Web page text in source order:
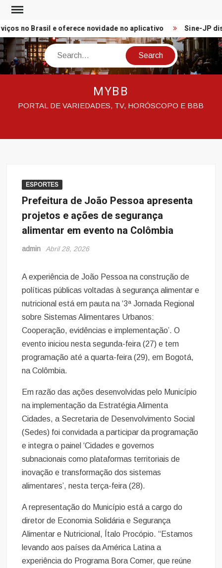
Skip
contentno Brasil e oferece novidade no aplicativo Sine-JP
Search
MYBB
PORTAL DE VARIEDADES, TV, HORÓSCOPO E BBB
ESPORTES
Prefeitura de João Pessoa apresenta
projetos e ações de segurança
alimentar em evento na Colômbia
admin Abril 28, 2026
A experiência de João Pessoa na construção de
políticas públicas voltadas à segurança alimentar e
nutricional está em pauta na ‘3ª Jornada Regional
sobre Sistemas Alimentares Urbanos:
Cooperação, evidências e implementação’. O
evento iniciou nesta segunda-feira (27) e tem
programação até a quarta-feira (29), em Bogotá,
na Colômbia.
Em razão das ações desenvolvidas pelo Município
na implementação da Estratégia Alimenta
Cidades, a Secretaria de Desenvolvimento Social
(Sedes) foi convidada a participar da programação
e integra o painel ‘Cidades e governos
subnacionais como plataformas territoriais de
inovação e transformação dos sistemas
alimentares’, nesta terça-feira (28).
A representação do Município está a cargo do
diretor de Economia Solidária e Segurança
Alimentar e Nutricional, Ítalo Procópio. “Estamos
levando aos países da América Latina a
experiência do Programa Bora Comer, que reúne